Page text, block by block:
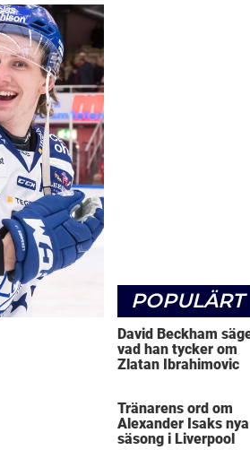
POPULÄRT
David Beckham
vad han tycker om
Zlatan Ibrahimovic
Tränarens ord om
Alexander Isaks nya
säsong i Liverpool